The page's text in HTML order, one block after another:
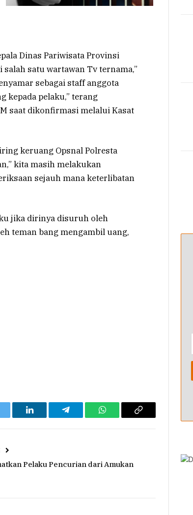
Dinas Pariwisata Provinsi
satu wartawan Tv ternama,”
sebagai staff anggota
kepada pelaku,” terang
saat dikonfirmasi melalui Kasat
keruang Opsnal Polresta
kita masih melakukan
sejauh mana keterlibatan
jika dirinya disuruh oleh
teman bang mengambil uang,
LinkedIn Telegram WhatsAppCopy
Pelaku Pencurian dari Amukan